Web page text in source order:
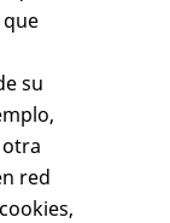
su
red